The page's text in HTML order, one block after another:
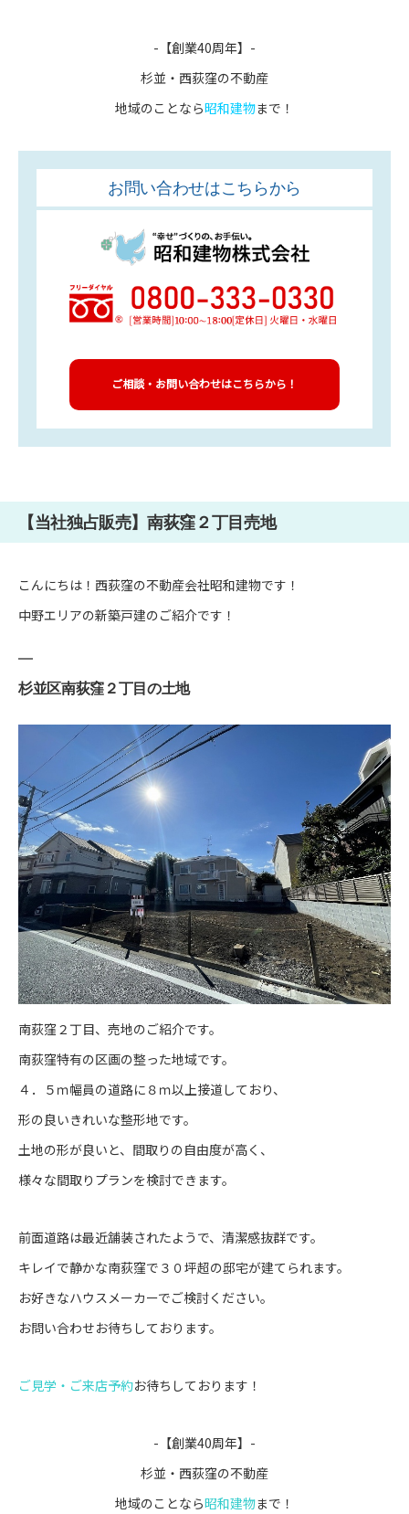
-【創業40周年】-
杉並・西荻窪の不動産
地域のことなら昭和建物まで！
お問い合わせはこちらから
ご相談・お問い合わせはこちらから！
【当社独占販売】南荻窪２丁目売地
こんにちは！西荻窪の不動産会社昭和建物です！
中野エリアの新築戸建のご紹介です！
杉並区南荻窪２丁目の土地
南荻窪２丁目、売地のご紹介です。
南荻窪特有の区画の整った地域です。
４．５ｍ幅員の道路に８ｍ以上接道しており、
形の良いきれいな整形地です。
土地の形が良いと、間取りの自由度が高く、
様々な間取りプランを検討できます。
前面道路は最近舗装されたようで、清潔感抜群です。
キレイで静かな南荻窪で３０坪超の邸宅が建てられます。
お好きなハウスメーカーでご検討ください。
お問い合わせお待ちしております。
ご見学・ご来店予約お待ちしております！
-【創業40周年】-
杉並・西荻窪の不動産
地域のことなら昭和建物まで！